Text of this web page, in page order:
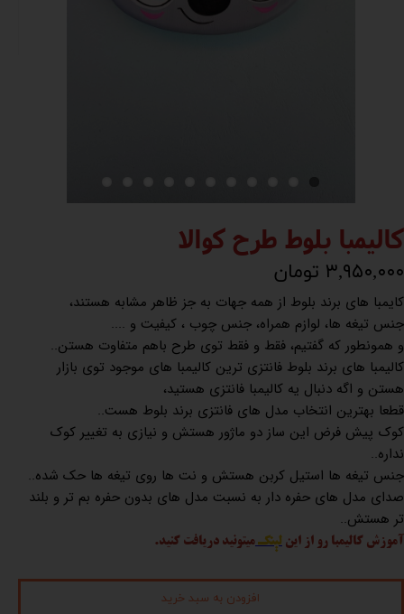
کالیمبا بلوط طرح کوالا
۳,۹۵۰,۰۰۰ تومان
کایمبا های برند بلوط از همه جهات به جز ظاهر مشابه هستند،
جنس تیغه ها، لوازم همراه، جنس چوب ، کیفیت و ....
و همونطور که گفتیم، فقط و فقط توی طرح باهم متفاوت هستن..
کالیمبا های برند بلوط فانتزی ترین کالیمبا های موجود توی بازار
هستن و اگه دنبال یه کالیمبا فانتزی هستید،
قطعا بهترین انتخاب مدل های فانتزی برند بلوط هست..
کوک پیش فرض این ساز دو ماژور هستش و نیازی به تغییر کوک
نداره..
جنس تیغه ها استیل کربن هستش و نت ها روی تیغه ها حک شده..
صدای مدل های حفره دار به نسبت مدل های بدون حفره بم تر و بلند
تر هستش..
آموزش کالیمبا رو از اینلینکمیتونید دریافت کنید.
افزودن به سبد خرید